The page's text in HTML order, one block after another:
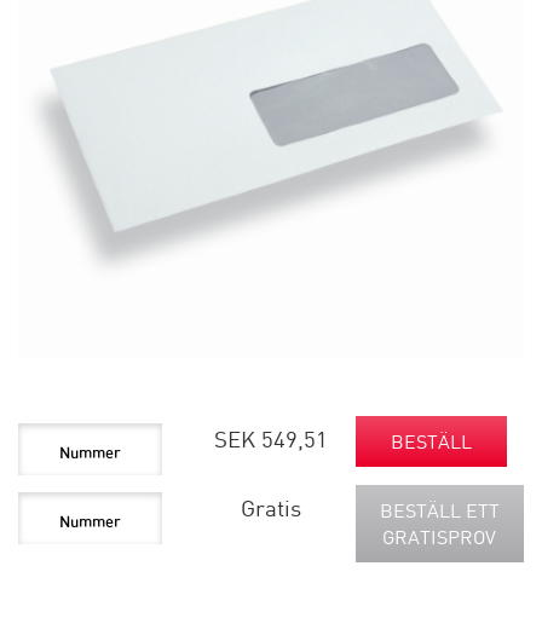
SEK 549,51 BESTÄLL
Gratis
BESTÄLL ETT
GRATISPROV